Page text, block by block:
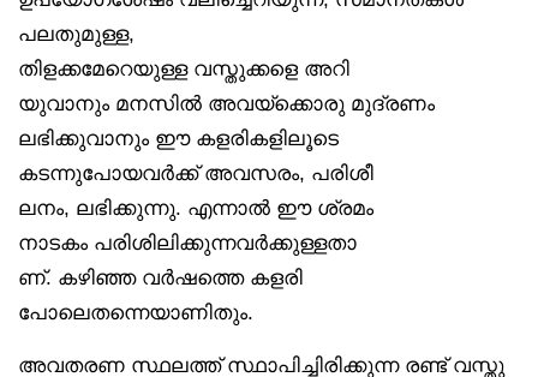
പലതുമുള്ള,
തിളക്കമേറെയുള്ള വസ്തുക്കളെ അറി
യുവാനും മനസിൽ അവയ്‌ക്കൊരു മുദ്രണം
ലഭിക്കുവാനും ഈ കളരികളിലൂടെ
കടന്നുപോയവർക്ക് അവസരം, പരിശീ
ലനം, ലഭിക്കുന്നു. എന്നാൽ ഈ ശ്രമം
നാടകം പരിശിലിക്കുന്നവർക്കുള്ളതാ
ണ്. കഴിഞ്ഞ വർഷത്തെ കളരി
പോലെതന്നെയാണിതും.
അവതരണ സ്ഥലത്ത് സ്ഥാപിച്ചിരിക്കുന്ന രണ്ട് വസ്തു